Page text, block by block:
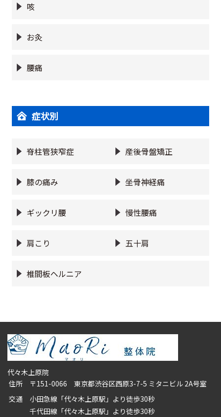
咳
お灸
腰痛
症状別
脊柱管狭窄症 産後骨盤矯正
膝の痛み 坐骨神経痛
ギックリ腰 慢性腰痛
肩こり 五十肩
椎間板ヘルニア
代々木上原院
住所
〒151-0066 東京都渋谷区西原3-7-5 ミタニビル 2A号室
交通
小田急線「代々木上原駅」より徒歩30秒
千代田線「代々木上原駅」より徒歩30秒